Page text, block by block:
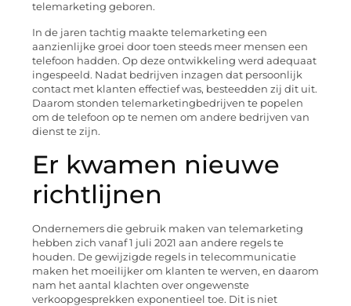
telemarketing geboren.
In de jaren tachtig maakte telemarketing een
aanzienlijke groei door toen steeds meer mensen een
telefoon hadden. Op deze ontwikkeling werd adequaat
ingespeeld. Nadat bedrijven inzagen dat persoonlijk
contact met klanten effectief was, besteedden zij dit uit.
Daarom stonden telemarketingbedrijven te popelen
om de telefoon op te nemen om andere bedrijven van
dienst te zijn.
Er kwamen nieuwe
richtlijnen
Ondernemers die gebruik maken van telemarketing
hebben zich vanaf 1 juli 2021 aan andere regels te
houden. De gewijzigde regels in telecommunicatie
maken het moeilijker om klanten te werven, en daarom
nam het aantal klachten over ongewenste
verkoopgesprekken exponentieel toe. Dit is niet